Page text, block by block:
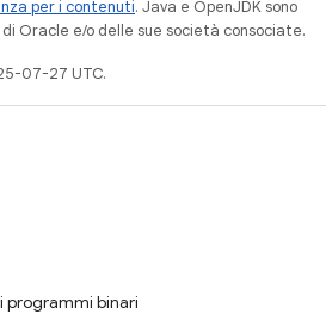
per i contenuti. Java e OpenJDK sono
Oracle e/o delle sue società consociate.
07-27 UTC.
programmi binari